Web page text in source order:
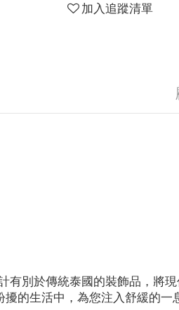
加入追蹤清單
別於傳統泰國的裝飾品，將
的生活中，為您注入舒緩的一